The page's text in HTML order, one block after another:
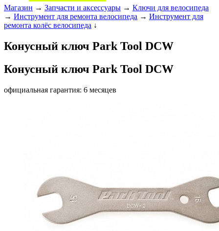
Магазин → Запчасти и аксессуары → Ключи для велосипеда
→ Инструмент для ремонта велосипеда → Инструмент для
ремонта колёс велосипеда ↓
Конусный ключ Park Tool DCW
Конусный ключ Park Tool DCW
официальная гарантия: 6 месяцев